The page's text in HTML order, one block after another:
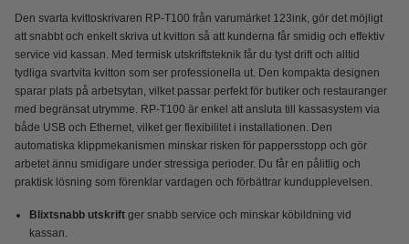
Den svarta kvittoskrivaren RP-T100 från varumärket 123ink, gör det möjligt
att snabbt och enkelt skriva ut kvitton så att kunderna får smidig och effektiv
service vid kassan. Med termisk utskriftsteknik får du tyst drift och alltid
tydliga svartvita kvitton som ser professionella ut. Den kompakta designen
sparar plats på arbetsytan, vilket passar perfekt för butiker och restauranger
med begränsat utrymme. RP-T100 är enkel att ansluta till kassasystem via
både USB och Ethernet, vilket ger flexibilitet i installationen. Den
automatiska klippmekanismen minskar risken för pappersstopp och gör
arbetet ännu smidigare under stressiga perioder. Du får en pålitlig och
praktisk lösning som förenklar vardagen och förbättrar kundupplevelsen.
Blixtsnabb utskrift ger snabb service och minskar köbildning vid
kassan.